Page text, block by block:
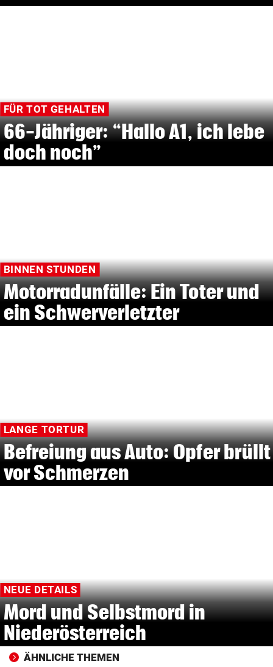
FÜR TOT GEHALTEN
66-Jähriger: “Hallo A1, ich lebe
doch noch”
BINNEN STUNDEN
Motorradunfälle: Ein Toter und
ein Schwerverletzter
LANGE TORTUR
Befreiung aus Auto: Opfer brüllt
vor Schmerzen
NEUE DETAILS
Mord und Selbstmord in
Niederösterreich
ÄHNLICHE THEMEN